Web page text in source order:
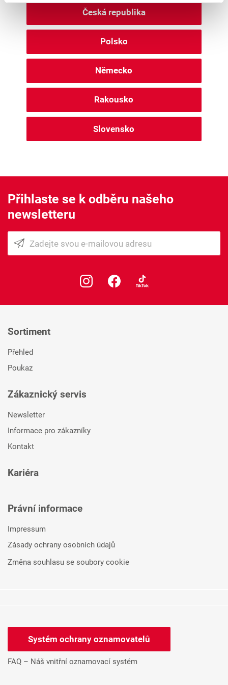
Česká republika
Polsko
Německo
Rakousko
Slovensko
Přihlaste se k odběru našeho
newsletteru
Sortiment
Přehled
Poukaz
Zákaznický servis
Newsletter
Informace pro zákazníky
Kontakt
Kariéra
Právní informace
Impressum
Zásady ochrany osobních údajů
Změna souhlasu se soubory cookie
Systém ochrany oznamovatelů
FAQ – Náš vnitřní oznamovací systém